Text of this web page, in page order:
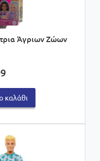
Άγριων Ζώων
καλάθι